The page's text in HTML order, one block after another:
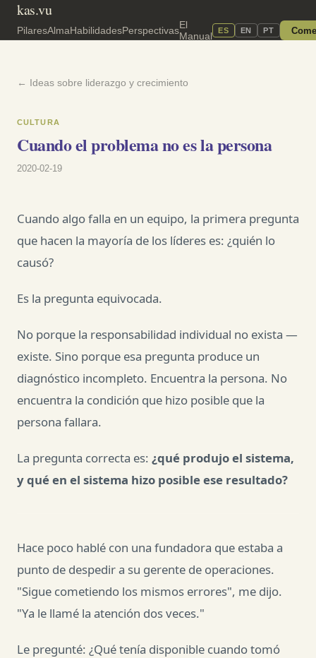
kas.vu
PilaresAlmaHabilidadesPerspectivasEl
Manual
ES EN PT
← Ideas sobre liderazgo y crecimiento
CULTURA
Cuando el problema no es la persona
2020-02-19
Cuando algo falla en un equipo, la primera pregunta
que hacen la mayoría de los líderes es: ¿quién lo
causó?
Es la pregunta equivocada.
No porque la responsabilidad individual no exista —
existe. Sino porque esa pregunta produce un
diagnóstico incompleto. Encuentra la persona. No
encuentra la condición que hizo posible que la
persona fallara.
La pregunta correcta es: ¿qué produjo el sistema,
y qué en el sistema hizo posible ese resultado?
Hace poco hablé con una fundadora que estaba a
punto de despedir a su gerente de operaciones.
"Sigue cometiendo los mismos errores", me dijo.
"Ya le llamé la atención dos veces."
Le pregunté: ¿Qué tenía disponible cuando tomó